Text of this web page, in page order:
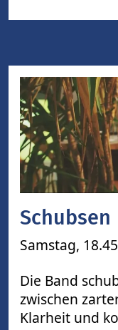
Schubsen
Samstag,
Die Band
zwischen
Klarheit und